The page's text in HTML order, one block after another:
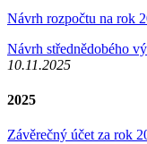
Návrh rozpočtu na rok
Návrh střednědobého
10.11.2025
2025
Závěrečný účet za rok